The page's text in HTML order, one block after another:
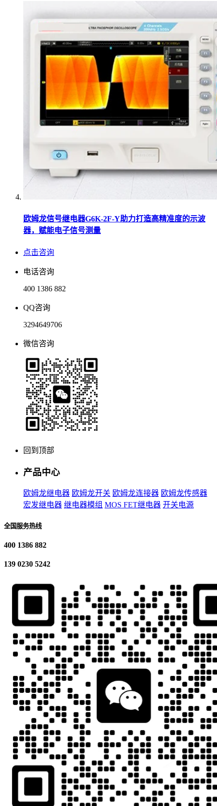
欧姆龙信号继电器G6K-2F-Y助力打造高精准度的示波
器，赋能电子信号测量
点击咨询
电话咨询
400 1386 882
QQ咨询
3294649706
微信咨询
回到顶部
产品中心
欧姆龙继电器 欧姆龙开关 欧姆龙连接器 欧姆龙传感器
宏发继电器 继电器模组 MOS FET继电器 开关电源
全国服务热线
400 1386 882
139 0230 5242